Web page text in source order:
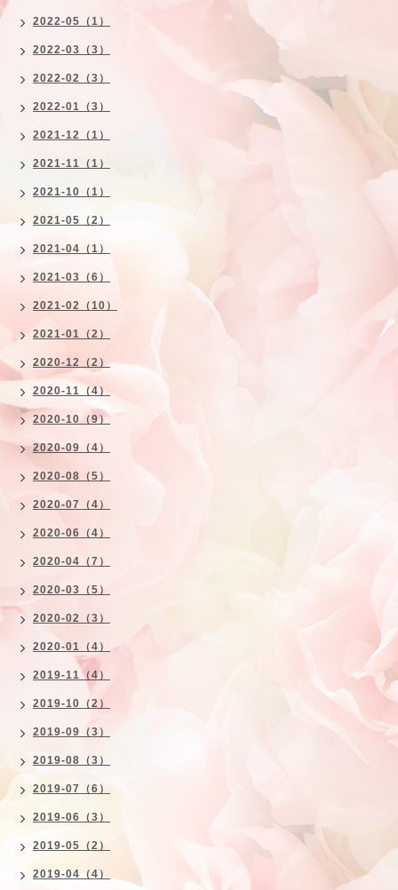
2022-05（1）
2022-03（3）
2022-02（3）
2022-01（3）
2021-12（1）
2021-11（1）
2021-10（1）
2021-05（2）
2021-04（1）
2021-03（6）
2021-02（10）
2021-01（2）
2020-12（2）
2020-11（4）
2020-10（9）
2020-09（4）
2020-08（5）
2020-07（4）
2020-06（4）
2020-04（7）
2020-03（5）
2020-02（3）
2020-01（4）
2019-11（4）
2019-10（2）
2019-09（3）
2019-08（3）
2019-07（6）
2019-06（3）
2019-05（2）
2019-04（4）